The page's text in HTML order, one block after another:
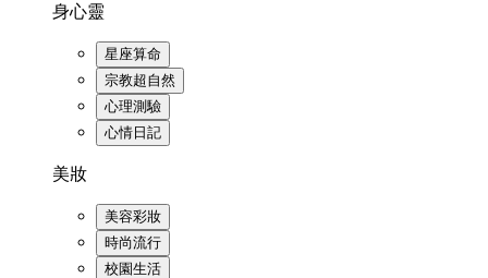
身心靈
星座算命
宗教超自然
心理測驗
心情日記
美妝
美容彩妝
時尚流行
校園生活